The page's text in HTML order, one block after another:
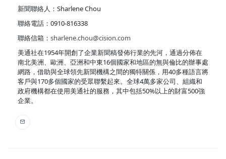
新聞聯絡人：Sharlene Chou
聯絡電話：0910-816338
聯絡信箱： sharlene.chou@cision.com
美通社在1954年開創了企業新聞稿發佈行業的先河，通過分佈在
南北美洲、歐洲、亞洲和中東16個國家和地區的無與倫比的辦事處
網路，借助與全球領先新聞機構之間的獨特關係，用40多種語言將
客戶與170多個國家的受眾聯繫起來。全球4萬多家公司、組織和
政府機構都在使用美通社的服務，其中包括50%以上的財富500強
企業。